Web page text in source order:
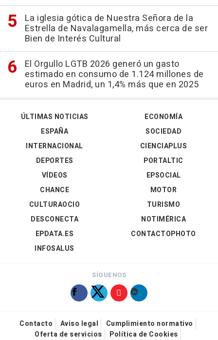
La iglesia gótica de Nuestra Señora de la
Estrella de Navalagamella, más cerca de ser
Bien de Interés Cultural
El Orgullo LGTB 2026 generó un gasto
estimado en consumo de 1.124 millones de
euros en Madrid, un 1,4% más que en 2025
ÚLTIMAS NOTICIAS
ESPAÑA
INTERNACIONAL
DEPORTES
VÍDEOS
ECONOMÍA
SOCIEDAD
CIENCIAPLUS
PORTALTIC
EPSOCIAL
CHANCE
CULTURAOCIO
DESCONECTA
EPDATA.ES
INFOSALUS
MOTOR
TURISMO
NOTIMÉRICA
CONTACTOPHOTO
SÍGUENOS
Contacto Aviso legal
Cumplimiento normativo
Oferta de servicios
Política de Cookies